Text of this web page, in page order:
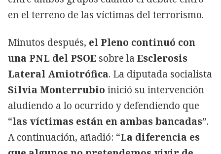
en el terreno de las víctimas del terrorismo.
Minutos después, el Pleno continuó con
una PNL del PSOE sobre la Esclerosis
Lateral Amiotrófica. La diputada socialista
Silvia Monterrubio inició su intervención
aludiendo a lo ocurrido y defendiendo que
“las víctimas están en ambas bancadas”.
A continuación, añadió: “La diferencia es